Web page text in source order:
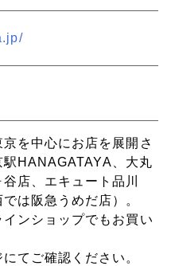
を中心にお店を展開さ
HANAGATAYA、大丸
店、エキュート品川
は阪急うめだ店）。
ンショップでもお買い
てご確認ください。